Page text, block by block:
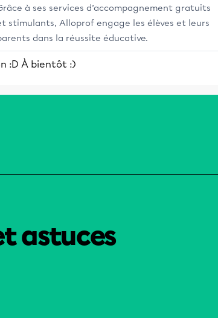
à ses services d’accompagnement gratuits
stimulants, Alloprof engage les élèves et leurs
dans la réussite éducative.
:D À bientôt :)
astuces